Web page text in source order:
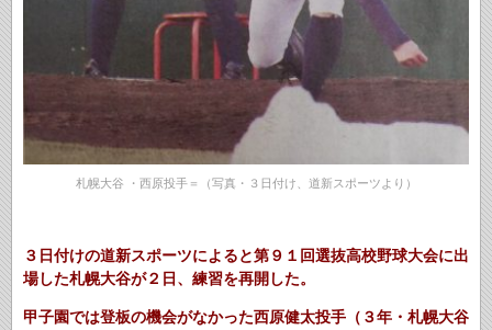
札幌大谷 ・西原投手＝（写真・３日付け、道新スポーツより）
３日付けの道新スポーツによると第９１回選抜高校野球大会に出
場した札幌大谷が２日、練習を再開した。
甲子園では登板の機会がなかった西原健太投手（３年・札幌大谷